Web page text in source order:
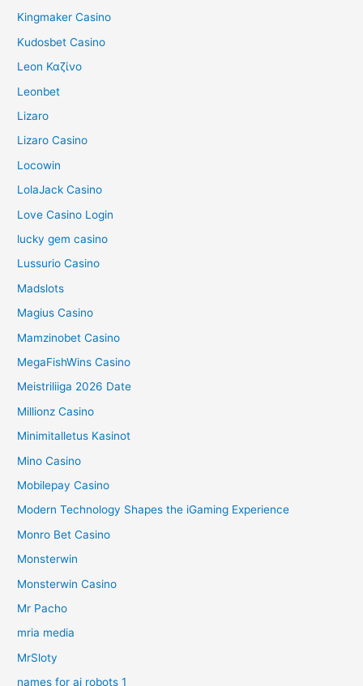
Kingmaker Casino
Kudosbet Casino
Leon Καζίνο
Leonbet
Lizaro
Lizaro Casino
Locowin
LolaJack Casino
Love Casino Login
lucky gem casino
Lussurio Casino
Madslots
Magius Casino
Mamzinobet Casino
MegaFishWins Casino
Meistriliiga 2026 Date
Millionz Casino
Minimitalletus Kasinot
Mino Casino
Mobilepay Casino
Modern Technology Shapes the iGaming Experience
Monro Bet Casino
Monsterwin
Monsterwin Casino
Mr Pacho
mria media
MrSloty
names for ai robots 1